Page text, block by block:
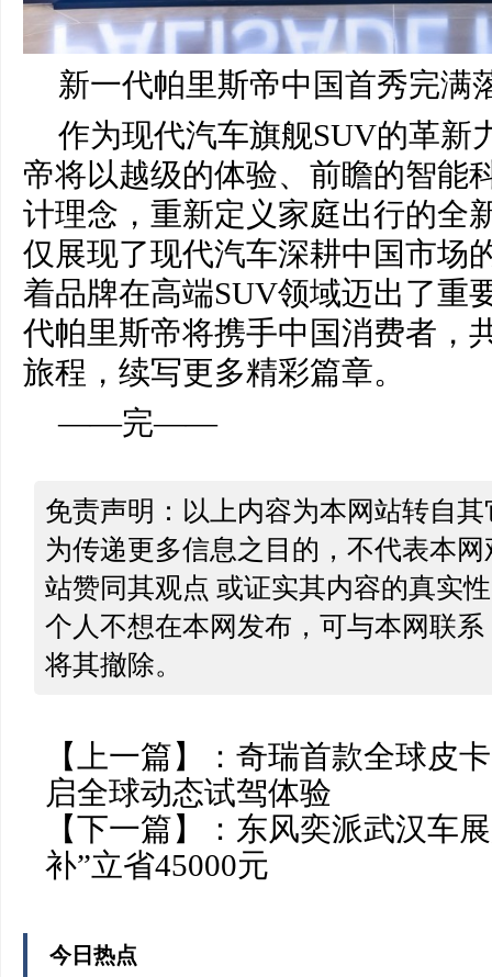
新一代帕里斯帝中国首秀完满
作为现代汽车旗舰SUV的革新
帝将以越级的体验、前瞻的智能
计理念，重新定义家庭出行的全
仅展现了现代汽车深耕中国市场
着品牌在高端SUV领域迈出了重
代帕里斯帝将携手中国消费者，
旅程，续写更多精彩篇章。
——完——
免责声明：以上内容为本网站转自
为传递更多信息之目的，不代表本
站赞同其观点 或证实其内容的真实
个人不想在本网发布，可与本网联
将其撤除。
【上一篇】： 奇瑞首款全球皮
启全球动态试驾体验
【下一篇】： 东风奕派武汉车
补”立省45000元
今日热点